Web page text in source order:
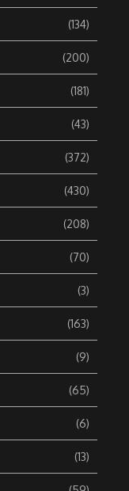
(134)
(200)
(181)
(43)
(372)
(430)
(208)
(70)
(3)
(163)
(9)
(65)
(6)
(13)